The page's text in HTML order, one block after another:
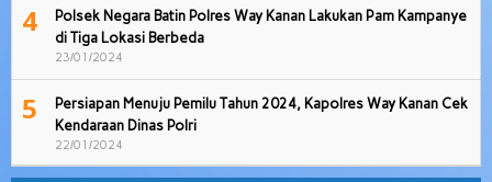
4
Polsek Negara Batin Polres Way Kanan Lakukan Pam Kampanye
di Tiga Lokasi Berbeda
23/01/2024
5
Persiapan Menuju Pemilu Tahun 2024, Kapolres Way Kanan Cek
Kendaraan Dinas Polri
22/01/2024